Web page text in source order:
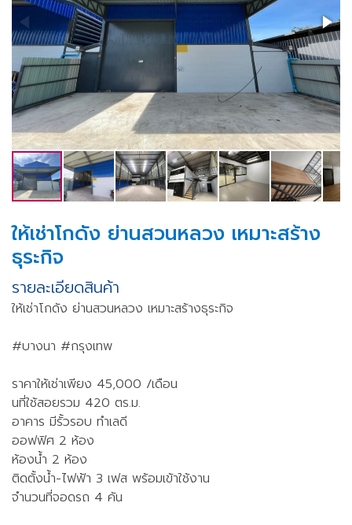
ให้เช่าโกดัง ย่านสวนหลวง เหมาะสร้าง
ธุระกิจ
รายละเอียดสินค้า
ให้เช่าโกดัง ย่านสวนหลวง เหมาะสร้างธุระกิจ
#บางนา #กรุงเทพ
ราคาให้เช่าเพียง 45,000 /เดือน
นที่ใช้สอยรวม 420 ตร.ม.
อาคาร มีรั้วรอบ ทำเลดี
ออฟฟิศ 2 ห้อง
ห้องน้ำ 2 ห้อง
ติดตั้งน้ำ-ไฟฟ้า 3 เฟส พร้อมเข้าใช้งาน
จำนวนที่จอดรถ 4 คัน